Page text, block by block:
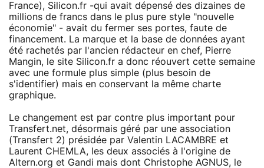
France), Silicon.fr -qui avait dépensé des dizaines de
millions de francs dans le plus pure style "nouvelle
économie" - avait du fermer ses portes, faute de
financement. La marque et la base de données ayant
été rachetés par l'ancien rédacteur en chef, Pierre
Mangin, le site Silicon.fr a donc réouvert cette semaine
avec une formule plus simple (plus besoin de
s'identifier) mais en conservant la même charte
graphique.
Le changement est par contre plus important pour
Transfert.net, désormais géré par une association
(Transfert 2) présidée par Valentin LACAMBRE et
Laurent CHEMLA, les deux associés à l'origine de
Altern.org et Gandi mais dont Christophe AGNUS, le